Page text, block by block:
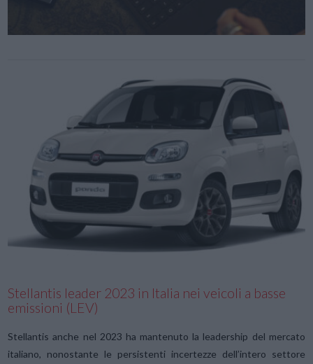
Stellantis leader 2023 in Italia nei veicoli a basse
emissioni (LEV)
Stellantis anche nel 2023 ha mantenuto la leadership del mercato
italiano, nonostante le persistenti incertezze dell’intero settore